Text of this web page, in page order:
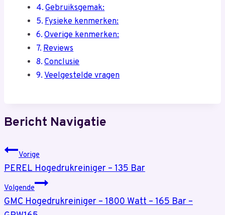
Gebruiksgemak:
Fysieke kenmerken:
Overige kenmerken:
Reviews
Conclusie
Veelgestelde vragen
Bericht Navigatie
Vorige
PEREL Hogedrukreiniger – 135 Bar
Volgende
GMC Hogedrukreiniger – 1800 Watt – 165 Bar –